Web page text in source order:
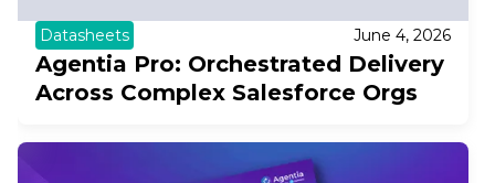
Datasheets June 4, 2026
Agentia Pro: Orchestrated Delivery
Across Complex Salesforce Orgs